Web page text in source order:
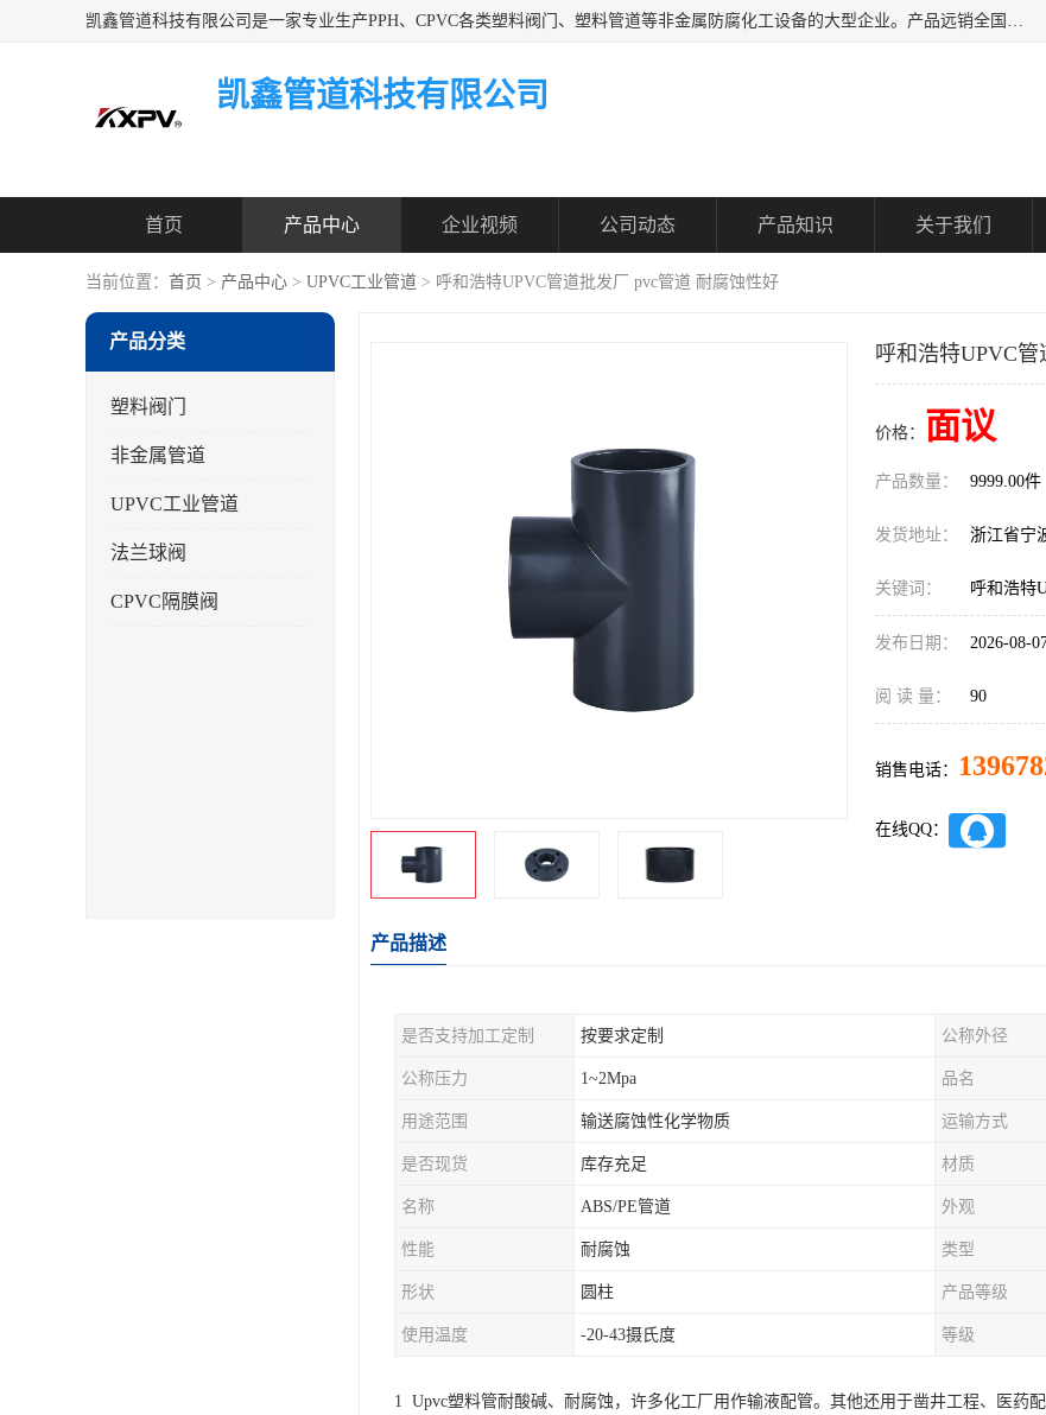
凯鑫管道科技有限公司是一家专业生产PPH、CPVC各类塑料阀门、塑料管道等非金属防腐化工设备的大型企业。产品远销全国三十一个省、市、自治区,广泛应用于化工、石油、氯碱、染料、制药、农药等行业，深受广大用户欢迎，是目前国内生产化工泵、阀门规模较大的生产基地之一。
凯鑫管道科技有限公司
首页 产品中心 企业视频 公司动态 产品知识 关于我们
当前位置： 首页 > 产品中心 > UPVC工业管道 > 呼和浩特UPVC管道批发厂 pvc管道 耐腐蚀性好
产品分类
塑料阀门
非金属管道
UPVC工业管道
法兰球阀
CPVC隔膜阀
呼和浩特UPVC
价格： 面议
产品数量： 9999.00件
发货地址： 浙江省宁
关键词： 呼和浩特
发布日期： 2026-08-
阅 读 量： 90
销售电话：
在线QQ：
产品描述
是否支持加工定制 按要求定制 公称外径
公称压力 1~2Mpa 品名
用途范围 输送腐蚀性化学物质 运输方式
是否现货 库存充足 材质
名称 ABS/PE管道 外观
性能 耐腐蚀 类型
形状 圆柱 产品等级
使用温度 -20-43摄氏度 等级
1 Upvc塑料管耐酸碱、耐腐蚀，许多化工厂用作输液配管。其他还用于凿井工程、医药